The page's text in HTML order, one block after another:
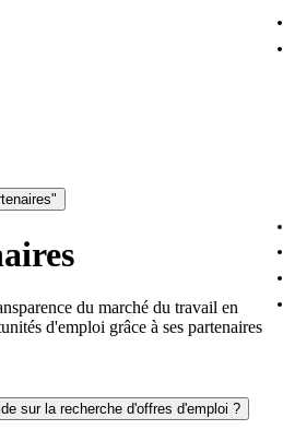
du marché du travail en
d'emploi grâce à ses partenaires
sur la recherche d'offres d'emploi ?